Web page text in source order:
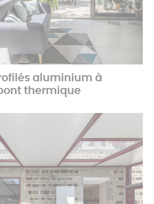
aluminium à
thermique